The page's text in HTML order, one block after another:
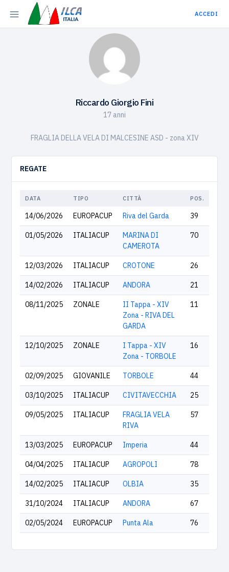
ACCEDI
Riccardo Giorgio Fini
17 anni
FRAGLIA DELLA VELA DI MALCESINE ASD - zona XIV
REGATE
DATA TIPO CITTÀ POS.
14/06/2026 EUROPACUP Riva del Garda 39
01/05/2026 ITALIACUP
MARINA DI
CAMEROTA
70
12/03/2026 ITALIACUP CROTONE 26
14/02/2026 ITALIACUP ANDORA 21
08/11/2025 ZONALE
II Tappa - XIV
Zona - RIVA DEL
GARDA
11
12/10/2025 ZONALE
I Tappa - XIV
Zona - TORBOLE
16
02/09/2025 GIOVANILE TORBOLE 44
03/10/2025 ITALIACUP CIVITAVECCHIA 25
09/05/2025 ITALIACUP
FRAGLIA VELA
RIVA
57
13/03/2025 EUROPACUP Imperia 44
04/04/2025 ITALIACUP AGROPOLI 78
14/02/2025 ITALIACUP OLBIA 35
31/10/2024 ITALIACUP ANDORA 67
02/05/2024 EUROPACUP Punta Ala 76